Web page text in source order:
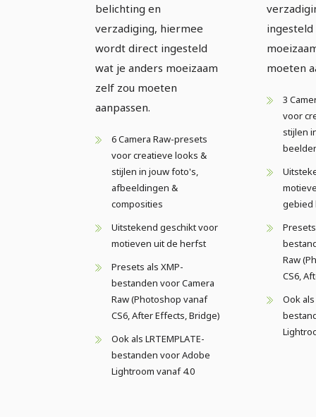
belichting en
verzadiging, hiermee
wordt direct ingesteld
wat je anders moeizaam
zelf zou moeten
aanpassen.
6 Camera Raw-presets
voor creatieve looks &
stijlen in jouw foto's,
afbeeldingen &
composities
Uitstekend geschikt voor
motieven uit de herfst
Presets als XMP-
bestanden voor Camera
Raw (Photoshop vanaf
CS6, After Effects, Bridge)
Ook als LRTEMPLATE-
bestanden voor Adobe
Lightroom vanaf 4.0
moeten
3
voor
stijlen
gebied
Raw
CS6,
Ook als